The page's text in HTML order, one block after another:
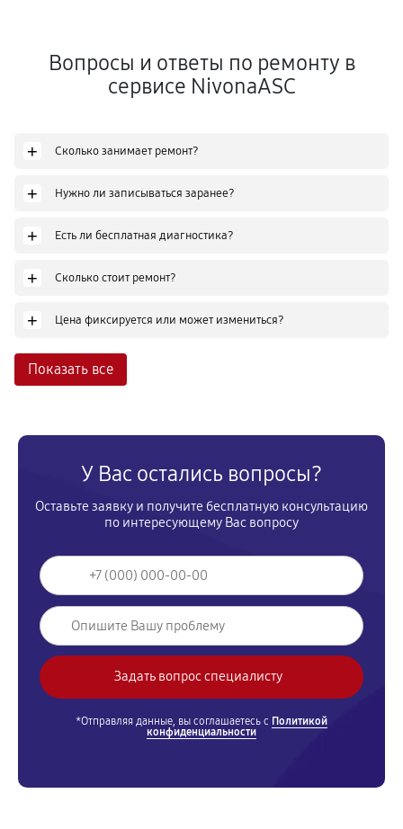
Вопросы и ответы по ремонту в
сервисе NivonaASC
+ Сколько занимает ремонт?
+ Нужно ли записываться заранее?
+ Есть ли бесплатная диагностика?
+ Сколько стоит ремонт?
+ Цена фиксируется или может измениться?
Показать все
У Вас остались вопросы?
Оставьте заявку и получите бесплатную консультацию
по интересующему Вас вопросу
*Отправляя данные, вы соглашаетесь с Политикой
конфиденциальности